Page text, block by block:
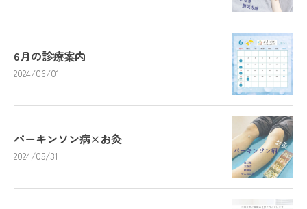
6月の診療案内
2024/06/01
パーキンソン病×お灸
2024/05/31